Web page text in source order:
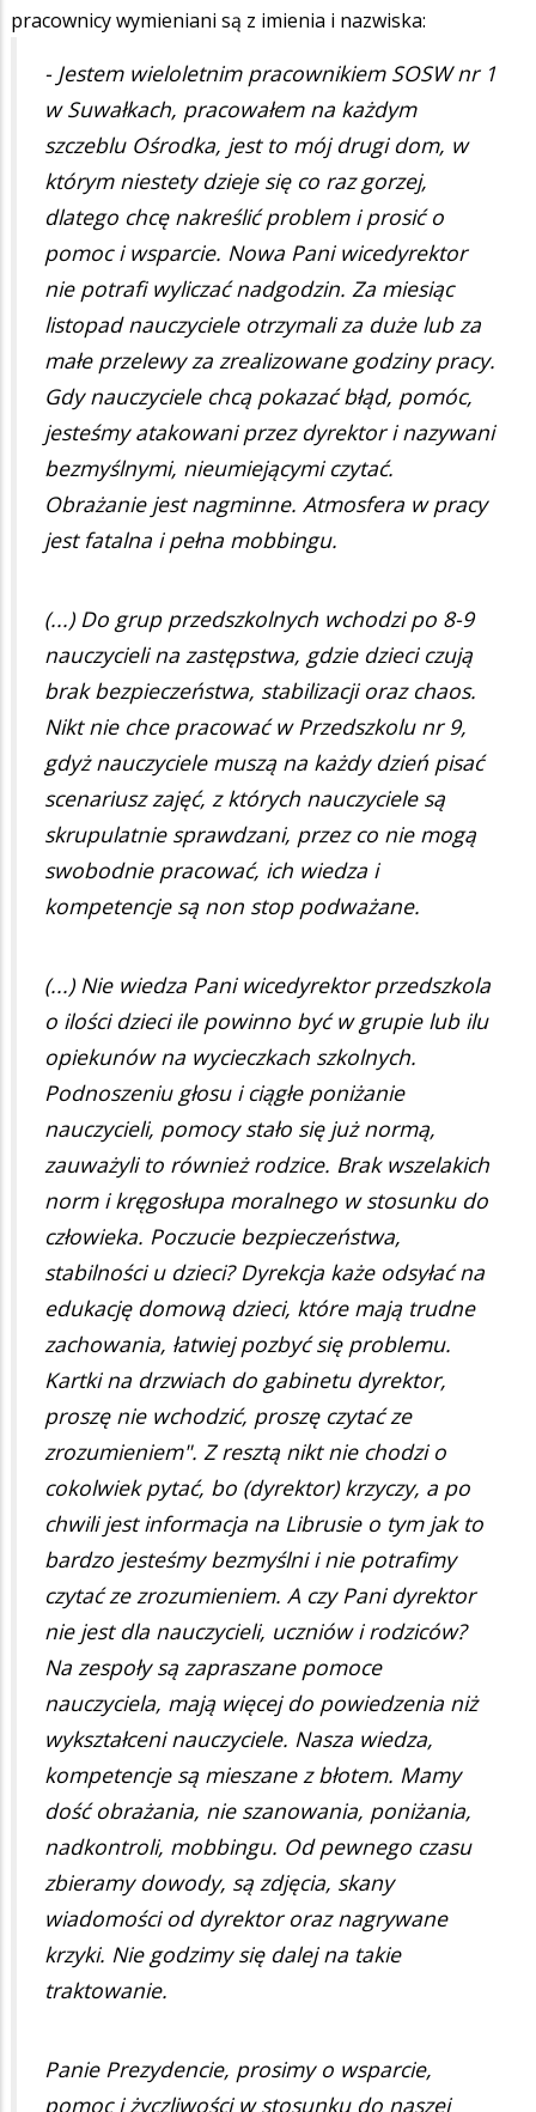
pracownicy wymieniani są z imienia i nazwiska:
- Jestem wieloletnim pracownikiem SOSW nr 1
w Suwałkach, pracowałem na każdym
szczeblu Ośrodka, jest to mój drugi dom, w
którym niestety dzieje się co raz gorzej,
dlatego chcę nakreślić problem i prosić o
pomoc i wsparcie. Nowa Pani wicedyrektor
nie potrafi wyliczać nadgodzin. Za miesiąc
listopad nauczyciele otrzymali za duże lub za
małe przelewy za zrealizowane godziny pracy.
Gdy nauczyciele chcą pokazać błąd, pomóc,
jesteśmy atakowani przez dyrektor i nazywani
bezmyślnymi, nieumiejącymi czytać.
Obrażanie jest nagminne. Atmosfera w pracy
jest fatalna i pełna mobbingu.
(...) Do grup przedszkolnych wchodzi po 8-9
nauczycieli na zastępstwa, gdzie dzieci czują
brak bezpieczeństwa, stabilizacji oraz chaos.
Nikt nie chce pracować w Przedszkolu nr 9,
gdyż nauczyciele muszą na każdy dzień pisać
scenariusz zajęć, z których nauczyciele są
skrupulatnie sprawdzani, przez co nie mogą
swobodnie pracować, ich wiedza i
kompetencje są non stop podważane.
(...) Nie wiedza Pani wicedyrektor przedszkola
o ilości dzieci ile powinno być w grupie lub ilu
opiekunów na wycieczkach szkolnych.
Podnoszeniu głosu i ciągłe poniżanie
nauczycieli, pomocy stało się już normą,
zauważyli to również rodzice. Brak wszelakich
norm i kręgosłupa moralnego w stosunku do
człowieka. Poczucie bezpieczeństwa,
stabilności u dzieci? Dyrekcja każe odsyłać na
edukację domową dzieci, które mają trudne
zachowania, łatwiej pozbyć się problemu.
Kartki na drzwiach do gabinetu dyrektor,
proszę nie wchodzić, proszę czytać ze
zrozumieniem". Z resztą nikt nie chodzi o
cokolwiek pytać, bo (dyrektor) krzyczy, a po
chwili jest informacja na Librusie o tym jak to
bardzo jesteśmy bezmyślni i nie potrafimy
czytać ze zrozumieniem. A czy Pani dyrektor
nie jest dla nauczycieli, uczniów i rodziców?
Na zespoły są zapraszane pomoce
nauczyciela, mają więcej do powiedzenia niż
wykształceni nauczyciele. Nasza wiedza,
kompetencje są mieszane z błotem. Mamy
dość obrażania, nie szanowania, poniżania,
nadkontroli, mobbingu. Od pewnego czasu
zbieramy dowody, są zdjęcia, skany
wiadomości od dyrektor oraz nagrywane
krzyki. Nie godzimy się dalej na takie
traktowanie.
Panie Prezydencie, prosimy o wsparcie,
pomoc i życzliwości w stosunku do naszej